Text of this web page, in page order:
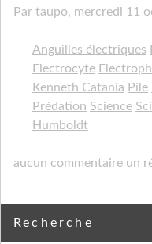
Par taupo, mercredi 11
Anguilles électriques
Electrocyte
Kenneth Catania Pile
Prédation Science
Humboldt
aucun commentaire un
Recherche